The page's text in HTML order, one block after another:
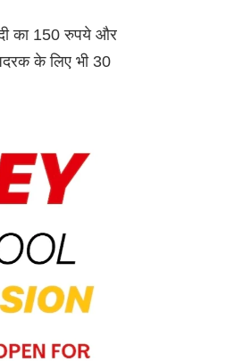
का 150 रुपये और
के लिए भी 30